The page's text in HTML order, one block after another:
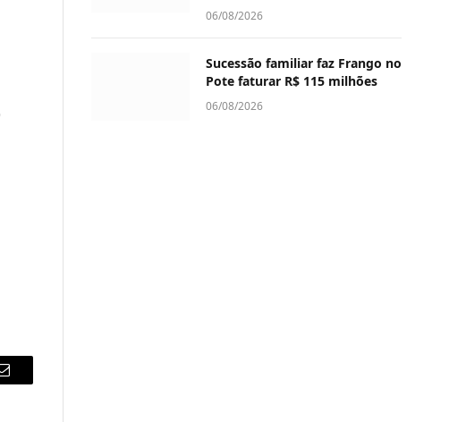
Email
06/08/2026
Sucessão familiar faz Frango no
Pote faturar R$ 115 milhões
06/08/2026